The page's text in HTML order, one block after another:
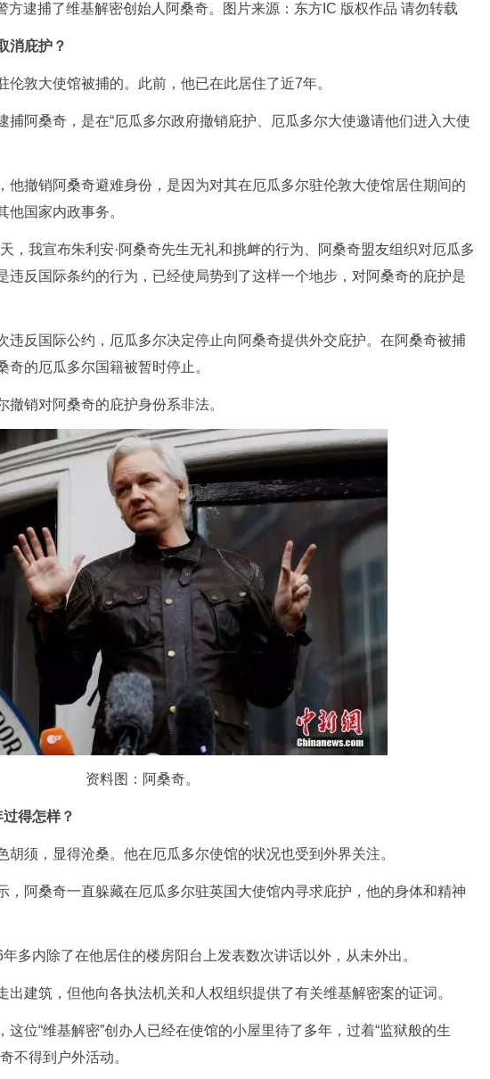
方逮捕了维基解密创始人阿桑奇。图片来源：东方IC 版权作品 请勿转载
消庇护？
敦大使馆被捕的。此前，他已在此居住了近7年。
阿桑奇，是在“厄瓜多尔政府撤销庇护、厄瓜多尔大使邀请他们进入大使
撤销阿桑奇避难身份，是因为对其在厄瓜多尔驻伦敦大使馆居住期间的
他国家内政事务。
我宣布朱利安·阿桑奇先生无礼和挑衅的行为、阿桑奇盟友组织对厄瓜多
违反国际条约的行为，已经使局势到了这样一个地步，对阿桑奇的庇护是
反国际公约，厄瓜多尔决定停止向阿桑奇提供外交庇护。在阿桑奇被捕
的厄瓜多尔国籍被暂时停止。
销对阿桑奇的庇护身份系非法。
资料图：阿桑奇。
得怎样？
须，显得沧桑。他在厄瓜多尔使馆的状况也受到外界关注。
阿桑奇一直躲藏在厄瓜多尔驻英国大使馆内寻求庇护，他的身体和精神
内除了在他居住的楼房阳台上发表数次讲话以外，从未外出。
建筑，但他向各执法机关和人权组织提供了有关维基解密案的证词。
“维基解密”创办人已经在使馆的小屋里待了多年，过着“监狱般的生
不得到户外活动。